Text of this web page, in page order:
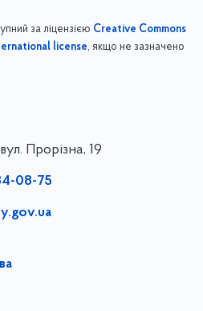
за ліцензією Creative Commons
license, якщо не зазначено
Прорізна, 19
08-75